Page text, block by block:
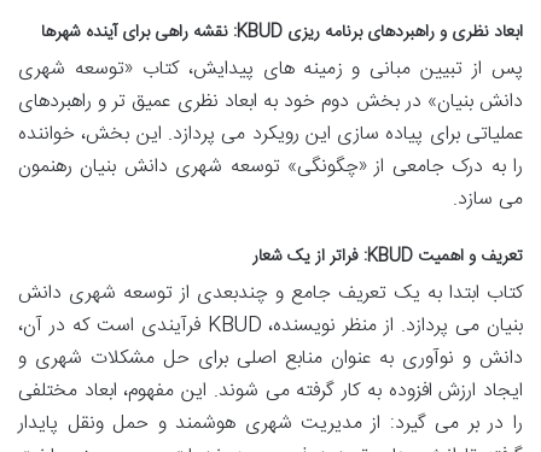
ابعاد نظری و راهبردهای برنامه ریزی KBUD: نقشه راهی برای آینده شهرها
پس از تبیین مبانی و زمینه های پیدایش، کتاب «توسعه شهری
دانش بنیان» در بخش دوم خود به ابعاد نظری عمیق تر و راهبردهای
عملیاتی برای پیاده سازی این رویکرد می پردازد. این بخش، خواننده
را به درک جامعی از «چگونگی» توسعه شهری دانش بنیان رهنمون
می سازد.
تعریف و اهمیت KBUD: فراتر از یک شعار
کتاب ابتدا به یک تعریف جامع و چندبعدی از توسعه شهری دانش
بنیان می پردازد. از منظر نویسنده، KBUD فرآیندی است که در آن،
دانش و نوآوری به عنوان منابع اصلی برای حل مشکلات شهری و
ایجاد ارزش افزوده به کار گرفته می شوند. این مفهوم، ابعاد مختلفی
را در بر می گیرد: از مدیریت شهری هوشمند و حمل ونقل پایدار